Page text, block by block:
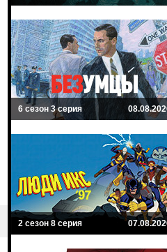
6 сезон 3 серия
2 сезон 8 серия